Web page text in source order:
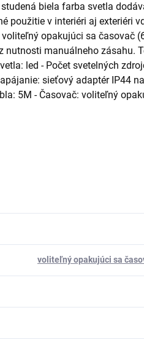
biela farba svetla
použitie v interiéri aj exteriéri
opakujúci sa časovač
nutnosti manuálneho zásahu.
led - Počet svetelných
sieťový adaptér IP44
5M - Časovač: voliteľný
voliteľný opakujúci sa